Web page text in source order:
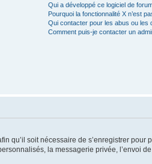
Qui a développé ce logiciel de
Pourquoi la fonctionnalité X n’est
Qui contacter pour les abus ou les
Comment puis-je contacter un
qu’il soit nécessaire de s’enregistrer
la messagerie privée, l’envoi